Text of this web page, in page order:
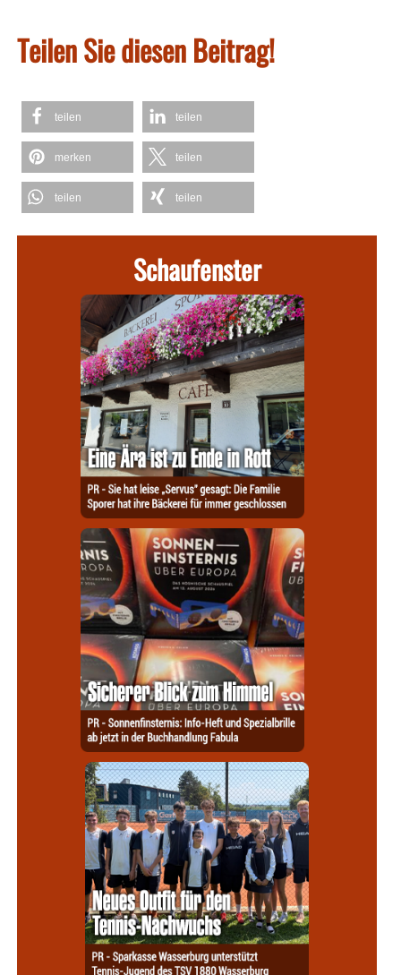
Teilen Sie diesen Beitrag!
teilen teilen
merken teilen
teilen teilen
Schaufenster